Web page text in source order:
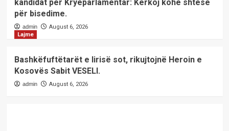
kandidat për Kryeparlamentar: Kërkoj kohë shtesë
për bisedime.
admin
August 6, 2026
Lajme
Bashkëfuftëtarët e lirisë sot, rikujtojnë Heroin e
Kosovës Sabit VESELI.
admin August 6, 2026